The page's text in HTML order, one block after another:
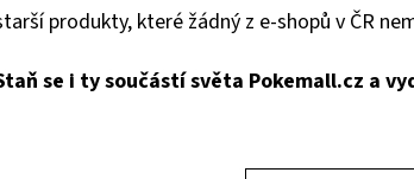
produkty, které žádný z e-shopů v ČR
se i ty součástí světa Pokemall.cz a